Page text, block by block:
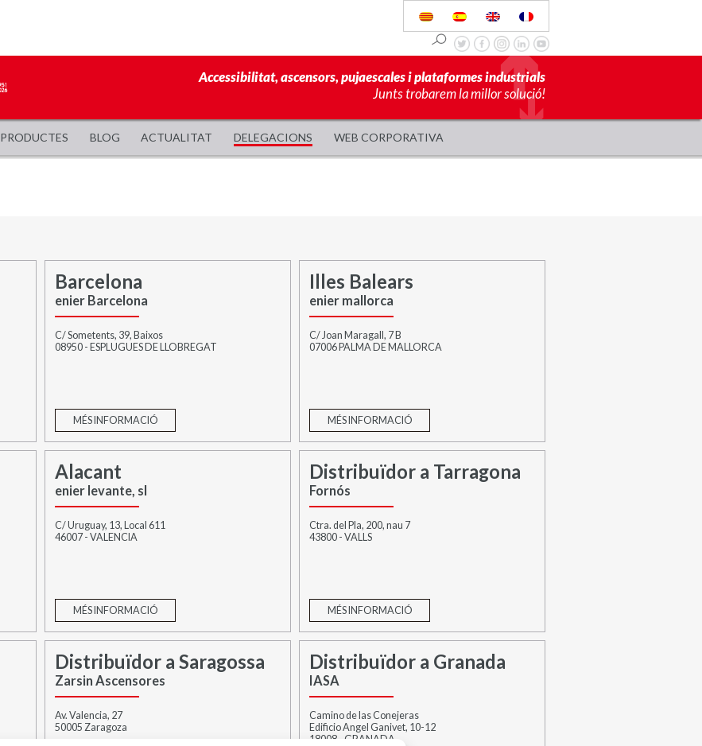
Accessibilitat, ascensors, pujaescales i plataformes industrials
Junts trobarem la millor solució!
PRODUCTES BLOG ACTUALITAT DELEGACIONS WEB CORPORATIVA
Barcelona
enier Barcelona
C/ Sometents, 39, Baixos
08950 - ESPLUGUES DE LLOBREGAT
MÉS INFORMACIÓ
Illes Balears
enier mallorca
C/ Joan Maragall, 7 B
07006 PALMA DE MALLORCA
MÉS INFORMACIÓ
Alacant
enier levante, sl
C/ Uruguay, 13, Local 611
46007 - VALENCIA
MÉS INFORMACIÓ
Distribuïdor a Tarragona
Fornós
Ctra. del Pla, 200, nau 7
43800 - VALLS
MÉS INFORMACIÓ
Distribuïdor a Saragossa
Zarsin Ascensores
Av. Valencia, 27
50005 Zaragoza
Distribuïdor a Granada
IASA
Camino de las Conejeras
Edificio Angel Ganivet, 10-12
18008 - GRANADA